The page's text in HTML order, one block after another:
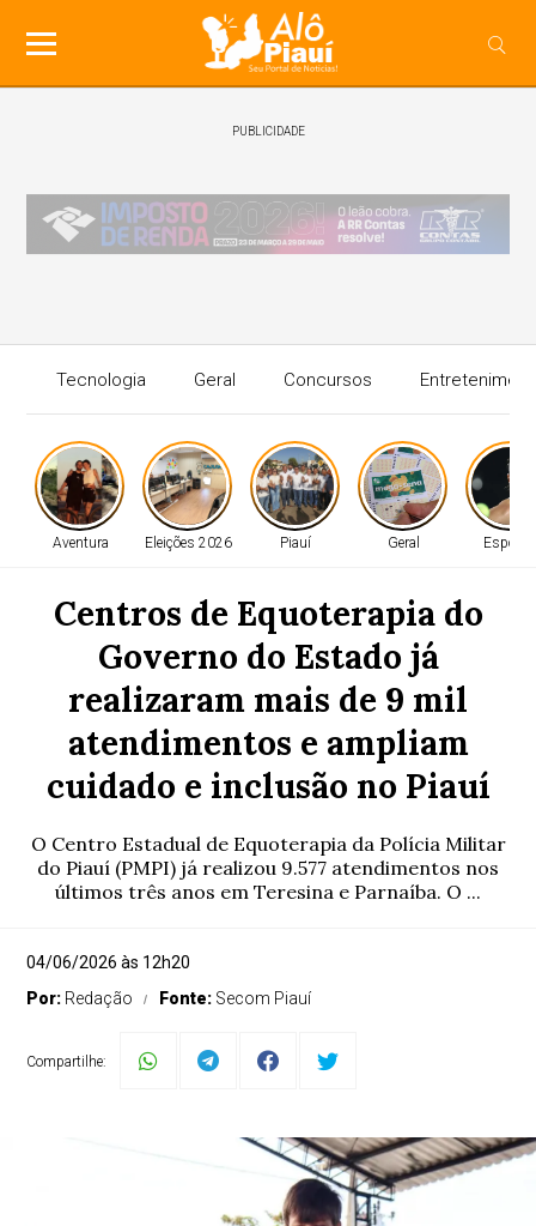
PUBLICIDADE
Tecnologia Geral Concursos
Aventura Eleições 2026 Piauí Geral
Centros de Equoterapia do
Governo do Estado já
realizaram mais de 9 mil
atendimentos e ampliam
cuidado e inclusão no Piauí
O Centro Estadual de Equoterapia da Polícia Militar
do Piauí (PMPI) já realizou 9.577 atendimentos nos
últimos três anos em Teresina e Parnaíba. O ...
04/06/2026 às 12h20
Por: Redação Fonte: Secom Piauí
Compartilhe: